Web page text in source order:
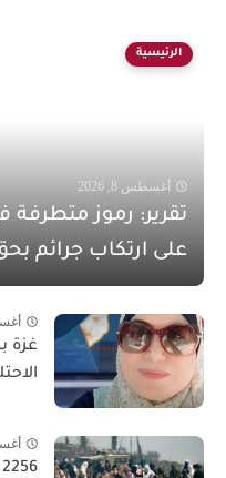
الرئيسية
أغسطس 8, 2026
تقرير: رموز
على ارتكاب جرائم
غزة